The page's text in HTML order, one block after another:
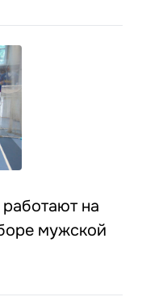
на
мужской